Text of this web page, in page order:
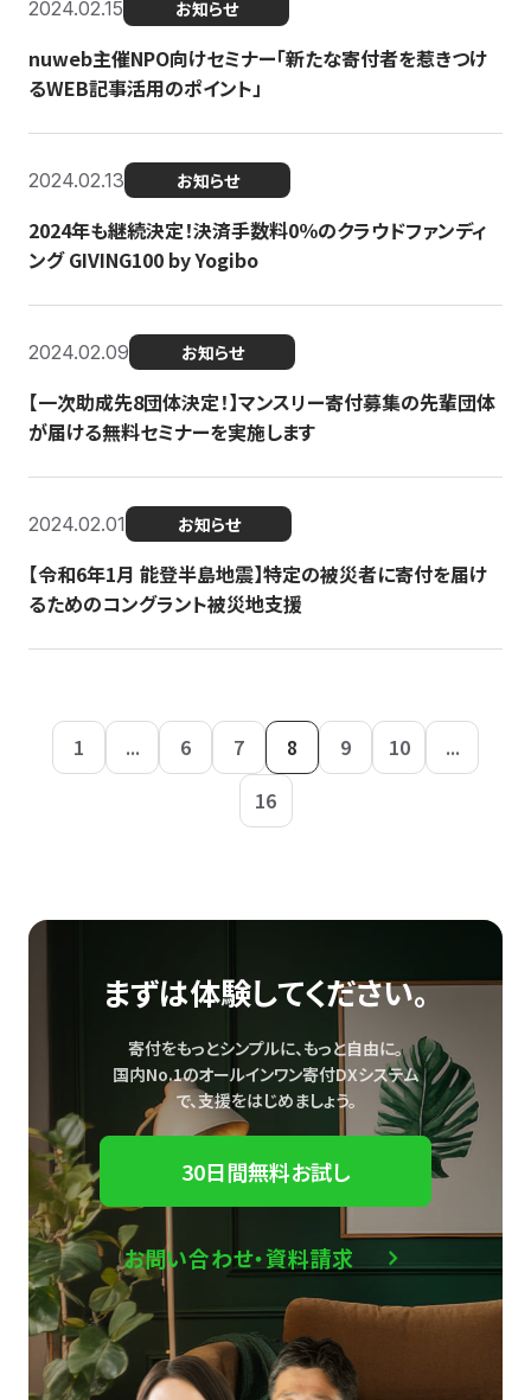
2024.02.15 お知らせ
nuweb主催NPO向けセミナー「新たな寄付者を惹きつけ
るWEB記事活用のポイント」
2024.02.13 お知らせ
2024年も継続決定！決済手数料0％のクラウドファンディ
ング GIVING100 by Yogibo
2024.02.09 お知らせ
【一次助成先8団体決定！】マンスリー寄付募集の先輩団体
が届ける無料セミナーを実施します
2024.02.01 お知らせ
【令和6年1月 能登半島地震】特定の被災者に寄付を届け
るためのコングラント被災地支援
1 ... 6 7 8 9 10
...
16
まずは体験してください。
寄付をもっとシンプルに、もっと自由に。
国内No.1のオールインワン寄付DXシステム
で、支援をはじめましょう。
30日間無料お試し
お問い合わせ・資料請求